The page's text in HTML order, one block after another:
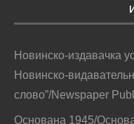
Новинско-издавачка
Новинско-
слово”/Newspaper
Основана 1945/